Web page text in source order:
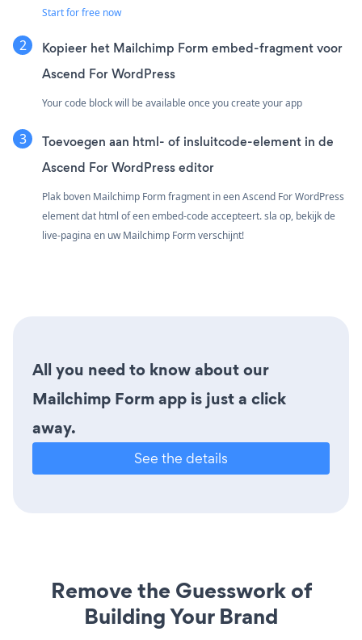
Start for free now
Kopieer het Mailchimp Form embed-fragment voor
Ascend For WordPress
Your code block will be available once you create your app
Toevoegen aan html- of insluitcode-element in de
Ascend For WordPress editor
Plak boven Mailchimp Form fragment in een Ascend For WordPress
element dat html of een embed-code accepteert. sla op, bekijk de
live-pagina en uw Mailchimp Form verschijnt!
All you need to know about our
Mailchimp Form app is just a click
away.
See the details
Remove the Guesswork of
Building Your Brand